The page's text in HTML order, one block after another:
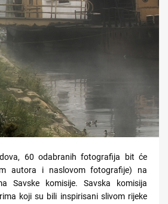
60 odabranih fotografija bit će
autora i naslovom fotografije) na
Savske komisije. Savska komisija
koji su bili inspirisani slivom rijeke